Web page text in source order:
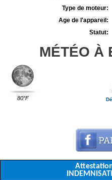
Type de moteur:
Age de l'appareil:
Statut:
MÉTÉO À
80°F